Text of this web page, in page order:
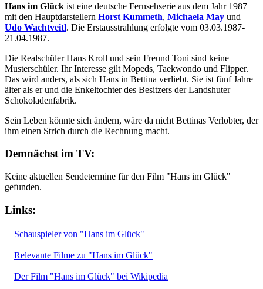
Hans im Glück ist eine deutsche Fernsehserie aus dem Jahr 1987
mit den Hauptdarstellern Horst Kummeth, Michaela May und
Udo Wachtveitl. Die Erstausstrahlung erfolgte vom 03.03.1987-
21.04.1987.
Die Realschüler Hans Kroll und sein Freund Toni sind keine
Musterschüler. Ihr Interesse gilt Mopeds, Taekwondo und Flipper.
Das wird anders, als sich Hans in Bettina verliebt. Sie ist fünf Jahre
älter als er und die Enkeltochter des Besitzers der Landshuter
Schokoladenfabrik.
Sein Leben könnte sich ändern, wäre da nicht Bettinas Verlobter, der
ihm einen Strich durch die Rechnung macht.
Demnächst im TV:
Keine aktuellen Sendetermine für den Film "Hans im Glück"
gefunden.
Links:
Schauspieler von "Hans im Glück"
Relevante Filme zu "Hans im Glück"
Der Film "Hans im Glück" bei Wikipedia